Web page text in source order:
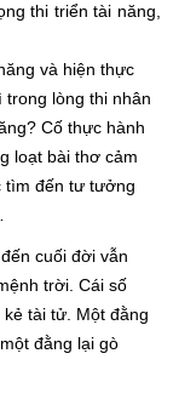
thi triển tài năng,
và hiện thực
trong lòng thi nhân
Cố thực hành
loạt bài thơ cảm
tìm đến tư tưởng
cuối đời vẫn
trời. Cái số
kẻ tài tử. Một đằng
đằng lại gò